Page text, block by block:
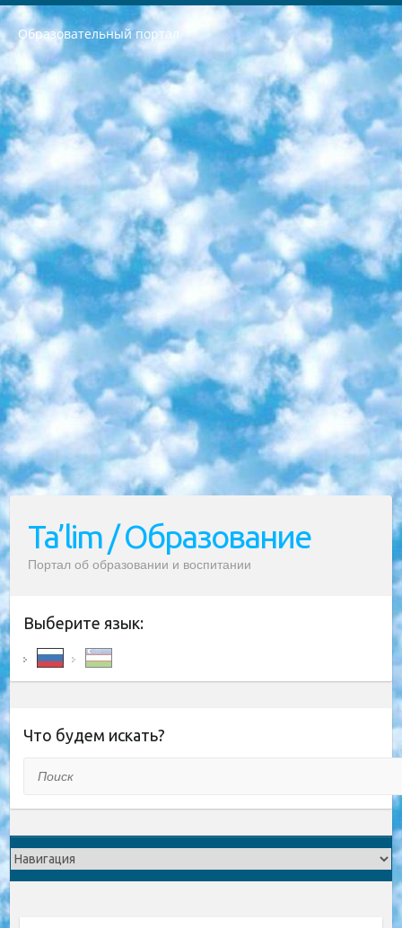
Образовательный портал
РЕСПУБЛИКА УЗБЕКИСТАН МИНИСТРЕРСТВО ДОШКОЛЬНОГО И ШКОЛЬНОГО ОБРАЗОВАНИЯ КОМАНДА в общеобразовательных учреждениях в 2023-2024 учебном году организация и проведение итоговой государственной аттестации обучающихся о Министра дошкольного и школьного образования Республики Узбекистан от 4 марта 2008 года (постановлением Минюста от 20 марта 2008 года № 1778 государственной регистрации) «Итоговое состояние учащихся общего среднего образования на основании положения об утверждении положения об аттестации общего среднего образования выпускной экзамен студентов в образовательных учреждениях в 2023-2024 учебном году В целях организации и прохождения аттестации приказываю: 1. Следующее: перечень предметов, по которым будет проводиться итоговая государственная аттестация и экзамен формы перевода согласно приложению 1; сертификаты международного образца, оценивающие уровень владения иностранными языками перечень согласно приложению 2; 2. Педагогический при специализированных образовательных учреждениях. научно-практический центр квалификации и международной оценки (Д.Давидова) 2024 г. До 25 марта: задания по предметам, по которым будет проводиться итоговая аттестация разработка и утверждение технических условий; итоговая аттестация на основании разработанного предметного задания разработка вопросов по предметам (устно и письменно), экзамен передача; общеобразовательные средние школы и специальные учебные заведения учащиеся выпускных классов школ и интернатов в агентской системе подготовка базы данных экзаменационных материалов и критериев оценки; перевод базы экзаменационных материалов на все языки обучения подать в Республиканский образовательный центр для изготовления; варианты экзаменов на основе разработанных контрольных материалов пусть будут поставлены задачи формирования. 3. Республиканский образовательный центр (Ш.Худайкулов) до 5 апреля 2024 года. до: база данных предоставленных экзаменационных материалов на все языки обучения перевод и экспертиза; для слепых, слабовидящих, глухих, слабослышащих и умственно отсталых детей учащиеся выпускных классов специализированных школ и школ-интернатов база данных экзаменационных материалов на всех преподаваемых языках подготовка критериев оценки; специализированные школы для умственно отсталых детей и технологии для учащихся выпускных классов школ-интернатов разработка соответствующих рекомендаций и критериев проведения ЕГЭ по естествознанию давать задания. 4. Педагогический при специализированных образовательных учреждениях. Научно-практический центр навыков и международной оценки (Д.Давидова), Республика образовательный центр (Худайкулов Ш.) итоговый государственный аттестационный экзамен ориентирован на творческое и логическое мышление при подготовке базы материалов учитывать введение заданий. 5. Следует отметить, что: сертификат государственного образца о знании общеобразовательного предмета и как минимум национальный уровень B1 по предметам на иностранных языках, указанным в Приложении 2. или международно признанный сертификат эквивалентного уровня студенты, изучающие определенный предмет, освобождаются от экзамена; по соответствующим предметам запланирована итоговая государственная аттестация за день до дня, путем жеребьевки Рабочей группой (в письменной форме по предметам, проводимым в форме) из числа сформированных вариантов выбрано 2 варианта; 2 выбранных варианта экзамена анонсированы на официальном сайте министерства и все выпускники по всей стране на основе этих вариантов проводит итоговую государственную аттестацию. 6. Государственное образование учащихся средних общеобразовательных учреждений. знания в соответствии с квалификационными требованиями, которые необходимо приобрести на основании стандартов итоговый (выпускной) контроль для 9 и 11 классов в целях тестирования Экзамены (далее – экзамены) состоят из предметов, перечисленных в приложении 1. будет сделано. 7. Экзамены пройдут с 26 мая по 15 июня 2024 г. (кроме науки физического воспитания). 8. Физическая для учащихся 9 классов общесредних образовательных учреждений. Экзамены по предмету «Образование, квалификация медицина» 1-6 мая 2024 года. сотрудники перевести под присмотр (с отклонениями в физическом или умственном развитии) специализированная школа для детей, школы-интернаты и со сколиозом школы-интернаты санаторного типа для больных детей исключены). 9. Он был слепым, слабовидящим и имел нарушения опорно-двигательного аппарата. экзамены в специализированных школах и интернатах для детей должны проводиться исходя из требований, предъявляемых к общеобразовательным учреждениям (физкультура кроме науки). 10. Специализированная школа для глухих и слабослышащих детей. и экзамены в интернатах и быть реализован в виде письменного теста по математике. 11. Специальность для умственно отсталых детей. Для 9 класса Родной язык и литературное письмо Государственный язык (язык обучения – узбекский). для неклассов) написано Математическое письмо Письменная/устная история Узбекистана Физическое воспитание практично Итоговый контроль Для 11 класса Написание родного языка и литературы (эссе) Математическое письмо Узбекский язык (обучение на узбекском языке) не посещающее общее среднее образование для учреждений)/Образовательное учреждение выбор письменный и устный Иностранный язык письменный/устный Письменная/устная история Узбекистана *По выбору студента:  Химия  Физика  Основы государственного права  География 10 бесплатных образовательных ресурсов - Мы составили подборку онлайн-проектов с интерактивными упражнениями, видеолекциями и статьями. Они помогут вам обрести новые и освежить старые знания бесплатно. 1. «ИНТУИТ» Старейшая образовательная площадка Рунета. Здесь вы найдёте сотни текстовых и видеокурсов на десятки различных тем — от программирования до психологии. Многие курсы подготовлены российскими университетами и крупными международными компаниями вроде Intel и Microsoft. Самостоятельное обучение бесплатное, но желающие могут оплатить услуги персональных наставников. 2. «Смартия» знакомит с актуальными профессиями и подсказывает, как им обучаться. Выбрав заинтересовавшую вас специальность — SMM-специалист, фотограф, веб-дизайнер или другую, — увидите список необходимых для неё умений. Чтобы вы могли освоить их самостоятельно, для каждого умения площадка отображает подборку ссылок на учебные материалы. Хотя «Смартия» ориентируется на русскоязычную аудиторию, часть контента всё же доступна только на английском. 3. «Лекторий Физтеха» Проект Московского физико-технического института (Физтеха). С его помощью вы можете смотреть онлайн серии лекций, записанные на видео в этом вузе. В числе доступных предметов — физика, биология, химия, информационные технологии и другие. К некоторым лекциям администрация ресурса прилагает готовые конспекты, которые можно скачивать в PDF-формате. 4. ITMOcourses Онлайн-площадка Санкт-Петербургского национального исследовательского университета информационных технологий, механики и оптики (ИТМО). Ресурс предоставляет свободный доступ к курсам, разработанным в этом вузе. Каталог материалов разбит на четыре категории: «Оптические системы и технологии», «Приборостроение и робототехника», «Информационные технологии» и «Биотехнологии». Курсы состоят из видеолекций, интерактивных демонстраций и заданий. 5. «КиберЛенинка» Электронная научная библиотека открытого доступа. Каталог площадки регулярно обрастает текстами статей из различных научных изданий. Сгруппированные по журналам и рубрикам публикации можно читать онлайн или скачивать целиком в PDF-формате. Проект нацелен на популяризацию науки за счёт открытого доступа к качественной информации. 6. «ПостНаука» На этом ресурсе публикуют подборки видеолекций, составленные экспертами из разных отраслей и объединённые общими темами. Среди них, к примеру, есть серии «Биоинформатика и геномика», «Культура средневековой Скандинавии» и Cinema Studies о теории кино. Каждая подборка лекций — логически связанная история, рассказанная экспертом от первого лица. Кроме того, на сайте появляются научно-образовательные статьи и тесты на разные темы. 7. «Newочём» Команда проекта «Newочём» отбирает самые интересные тексты из англоязычных СМИ и переводит те из них, за которые голосуют участники сообщества «ВКонтакте». По большей части это научно-популярные статьи. Редакторы придумывают лишь заголовки, в остальном содержание переводов соответствует оригиналам. Полные тексты можно читать прямо в социальной сети. 8. InternetUrok Онлайн-база материалов по основным дисциплинам школьной программы. Информация на сайте структурирована по классам, предметам и темам (урокам). Каждый урок состоит из видеолекций и конспектов. Есть также интерактивные тренажёры и тесты для закрепления пройденного материала. Даже если вы давно окончили школу, возможность повторить программу старших классов всегда может пригодиться. 9. Edutainme Ещё один ресурс об образовании. В отличие от Newtonew, как мне кажется, Edutainme больше ориентируется на представителей индустрии: педагогов, предпринимателей, разработчиков образовательных проектов. Но и любой, кто просто стремится к саморазвитию, найдёт на сайте много полезного и интересного для себя. Например, информацию о новых курсах и образовательных сервисах. 10. Newtonew Онлайн-медиа об образовании и обучении в широком смысле. Авторы Newtonew пишут об инструментах, заведениях, тактиках и стратегиях, которые помогают учить других и получать новые знания самостоятельно. На этой площадке вы найдёте новости, обзоры, аналитические мат
Ta’lim / Образование
Портал об образовании и воспитании
Выберите язык:
Что будем искать?